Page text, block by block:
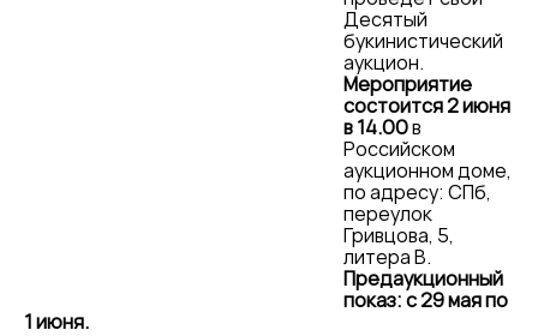
Десятый
букинистический
аукцион.
Мероприятие
состоится 2 июня
в 14.00в
Российском
аукционном доме,
по адресу: СПб,
переулок
Гривцова, 5,
литера В.
Предаукционный
показ: с 29 мая по
1 июня.